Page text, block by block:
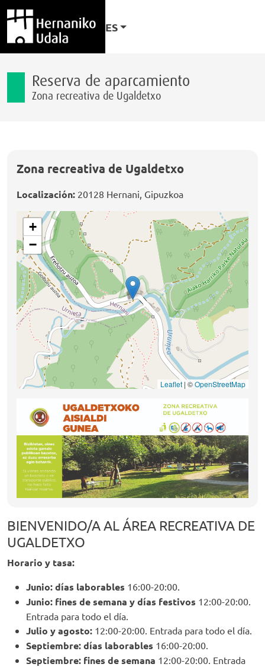
ES
Reserva de aparcamiento
Zona recreativa de Ugaldetxo
BIENVENIDO/A AL ÁREA RECREATIVA DE
UGALDETXO
Horario y tasa:
Junio: días laborables 16:00-20:00.
Junio: fines de semana y días festivos 12:00-20:00.
Entrada para todo el día.
Julio y agosto: 12:00-20:00. Entrada para todo el día.
Septiembre: días laborables 16:00-20:00.
Septiembre: fines de semana 12:00-20:00. Entrada
Zona recreativa de Ugaldetxo
Localización: 20128 Hernani, Gipuzkoa
+
−
Leaflet | ©OpenStreetMap